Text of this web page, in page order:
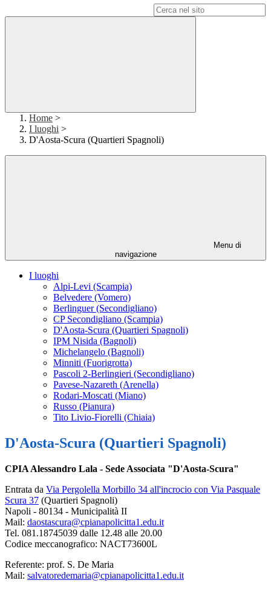
Home >
I luoghi >
D'Aosta-Scura (Quartieri Spagnoli)
Menu di
navigazione
I luoghi
Alpi-Levi (Scampia)
Belvedere (Vomero)
Berlinguer (Secondigliano)
CP Secondigliano (Scampia)
D'Aosta-Scura (Quartieri Spagnoli)
IPM Nisida (Bagnoli)
Michelangelo (Bagnoli)
Minniti (Fuorigrotta)
Pascoli 2-Berlingieri (Secondigliano)
Pavese-Nazareth (Arenella)
Rodari-Moscati (Miano)
Russo (Pianura)
Tito Livio-Fiorelli (Chiaia)
D'Aosta-Scura (Quartieri Spagnoli)
CPIA Alessandro Lala - Sede Associata "D'Aosta-Scura"
Entrata da Via Pergolella Morbillo 34 all'incrocio con Via Pasquale
Scura 37 (Quartieri Spagnoli)
Napoli - 80134 - Municipalità II
Mail: daostascura@cpianapolicitta1.edu.it
Tel. 081.18745039 dalle 12.48 alle 20.00
Codice meccanografico: NACT73600L
Referente: prof. S. De Maria
Mail: salvatoredemaria@cpianapolicitta1.edu.it